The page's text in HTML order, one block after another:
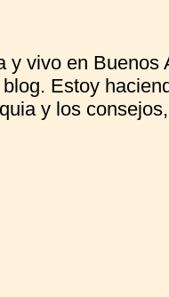
y vivo en Buenos
Estoy
y los